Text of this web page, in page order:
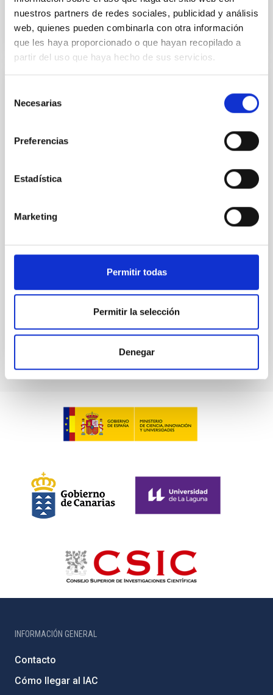
nuestros partners de redes sociales, publicidad y análisis
web, quienes pueden combinarla con otra información
que les haya proporcionado o que hayan recopilado a
partir del uso que haya hecho de sus servicios.
Necesarias
Preferencias
Estadística
Marketing
Permitir todas
Permitir la selección
Denegar
BIBCODE 2026A&A...710A.158C
NÚMERO DE CITAS
An adolescent and near-resonant planetary
Young exoplanets provide vital insights into the early
systems. Many multi-planet systems younger than
100 Myr exhibit mean-motion resonances, probably
time, however, these resonant chains are often
disrupted, mirroring the Nice model proposed for
Fecha de publicación: 6 2026
BIBCODE 2026NATAS..10..818W
NÚMERO DE CITAS 0
INFORMACIÓN GENERAL
Contacto
Cómo llegar al IAC